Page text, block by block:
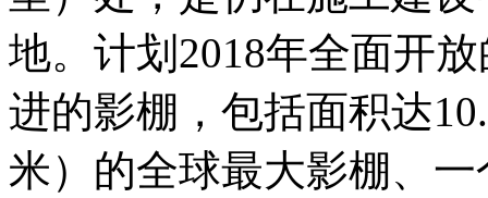
地。计划2018年全面开
进的影棚，包括面积达
米）的全球最大影棚、